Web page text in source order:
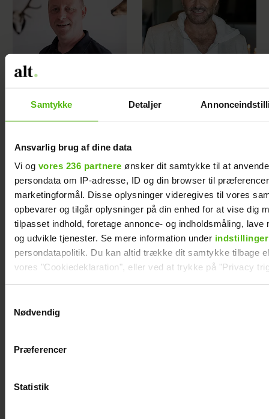
Samtykke Detaljer
Ansvarlig brug af dine data
Vi og vores 236 partnere ønsker dit samtykke til at
persondata om IP-adresse, ID og din browser til
marketingformål. Disse oplysninger videregives til vores
opbevarer og tilgår oplysninger på din enhed for at vise dig
tilpasset indhold, foretage annonce- og indholdsmåling, lave
og udvikle tjenester. Se mere information under indstillinger
persondatapolitik. Du kan altid trække dit samtykke tilbage
vores "Cookiedeklaration", eller ved at trykke på "Privacy
Vi anvender egne cookies og cookies fra tredjeparter til at
generere statistik og huske dine præferencer samt til brug
Nødvendig
Præferencer
Statistik
"Landmand"-
Rasmus prøver
kærlighed
Dennis Knudsen
har solgt huset i
"Årgang 20"-par har taget svær beslutning